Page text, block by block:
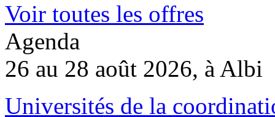
Voir toutes les offres
Agenda
26 au 28 août 2026, à Albi
Universités de la